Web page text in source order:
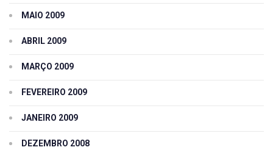
MAIO 2009
ABRIL 2009
MARÇO 2009
FEVEREIRO 2009
JANEIRO 2009
DEZEMBRO 2008